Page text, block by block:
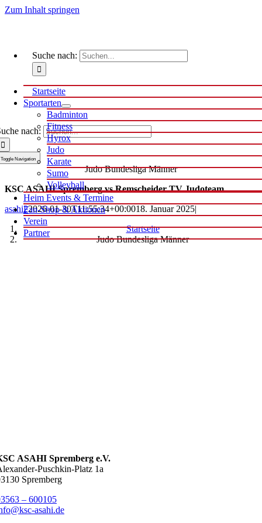
Zum Inhalt springen
nach:
Toggle Navigation
Startseite
Sportarten
Badminton
Fitness
Hyrox
Judo
Karate
Sumo
Volleyball
Heim Events & Termine
Fan-Shop & Aktionen
Verein
Partner
Suche nach:
Judo Bundesliga Männer
KSC ASAHI Spremberg vs Remscheider TV Judoteam
asahi22026-01-30T11:55:34+00:0018. Januar 2025|
Startseite
Judo Bundesliga Männer
ASAHI Spremberg e.V.
Puschkin-Platz 1a
Spremberg
– 600105
asahi.de